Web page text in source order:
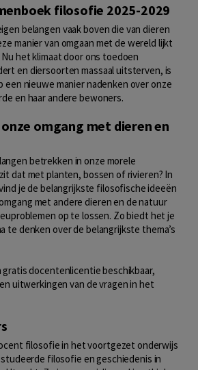
filosofie 2025-2029
belangen vaak boven die van dieren
manier van omgaan met de wereld lijkt
het klimaat door ons toedoen
en diersoorten massaal uitsterven, is
een nieuwe manier nadenken over onze
en haar andere bewoners.
omgang met dieren en
betrekken in onze morele
dat met planten, bossen of rivieren? In
je de belangrijkste filosofische ideeën
met andere dieren en de natuur
op te lossen. Zo biedt het je
te denken over de belangrijkste thema’s
docentenlicentie beschikbaar,
uitwerkingen van de vragen in het
filosofie in het voortgezet onderwijs
filosofie en geschiedenis in